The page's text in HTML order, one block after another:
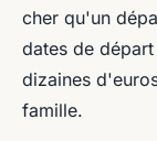
cher qu'un
dates de
dizaines
famille.